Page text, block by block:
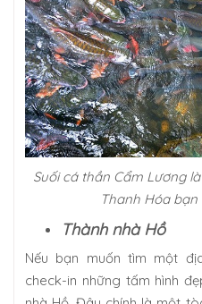
Suối cá thần Cẩm Lương
Thanh Hóa
Thành nhà Hồ
Nếu bạn muốn tìm một
check-in những tấm hình